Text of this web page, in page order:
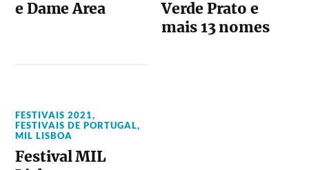
e Dame Area
Verde Prato e
mais 13 nomes
FESTIVAIS 2021,
FESTIVAIS DE PORTUGAL,
MIL LISBOA
Festival MIL